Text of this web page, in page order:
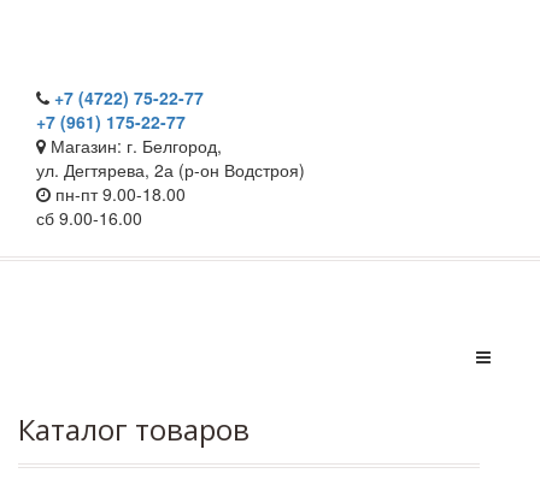
+7 (4722) 75-22-77
+7 (961) 175-22-77
Магазин: г. Белгород,
ул. Дегтярева, 2а (р-он Водстроя)
пн-пт 9.00-18.00
сб 9.00-16.00
Каталог товаров